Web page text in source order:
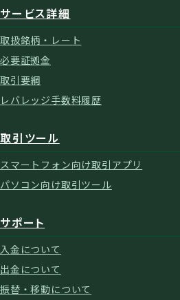
サービス詳細
取扱銘柄・レート
必要証拠金
取引要綱
レバレッジ手数料履歴
取引ツール
スマートフォン向け取引アプリ
パソコン向け取引ツール
サポート
入金について
出金について
振替・移動について